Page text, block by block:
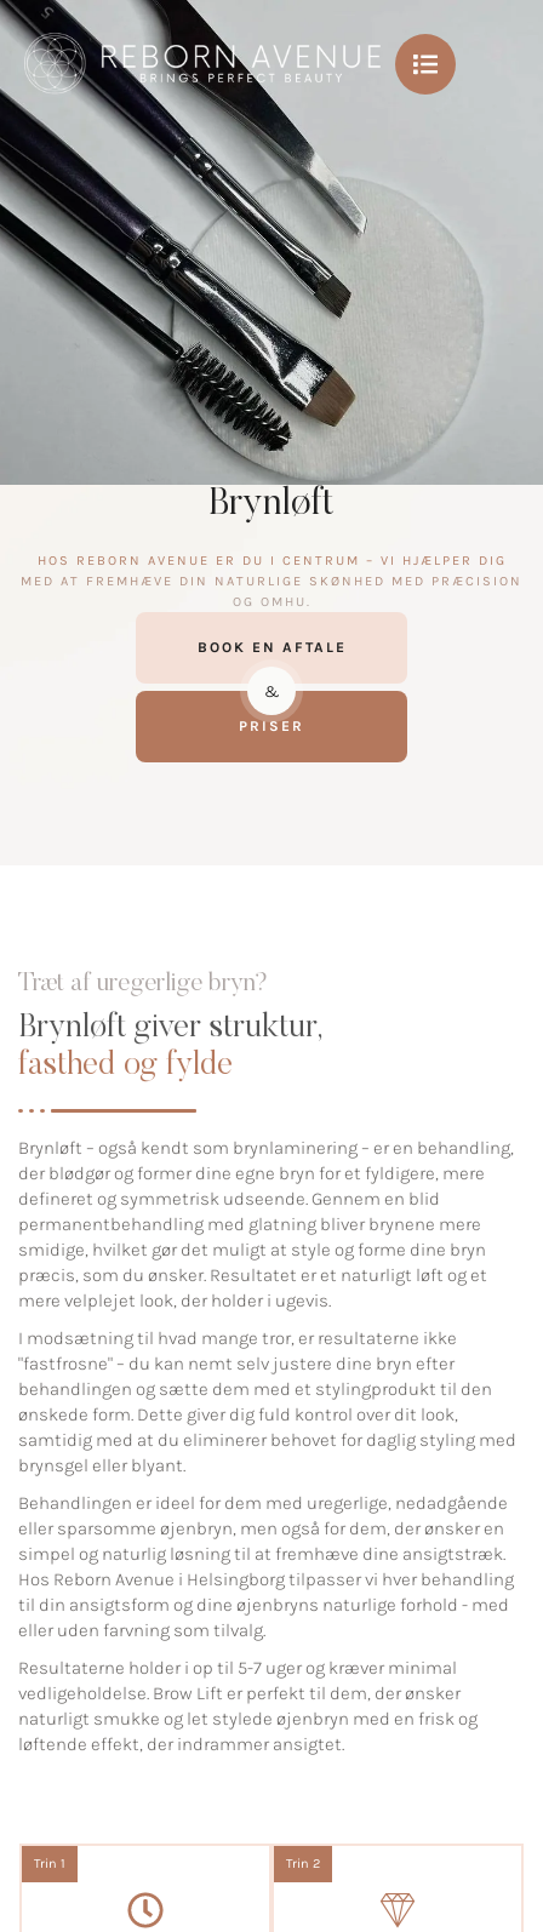
Brynløft
HOS REBORN AVENUE ER DU I CENTRUM – VI HJÆLPER DIG
MED AT FREMHÆVE DIN NATURLIGE SKØNHED MED PRÆCISION
OG OMHU.
BOOK EN AFTALE
&
PRISER
Træt af uregerlige bryn?
Brynløft giver struktur,
fasthed og fylde
Brynløft – også kendt som brynlaminering – er en behandling,
der blødgør og former dine egne bryn for et fyldigere, mere
defineret og symmetrisk udseende. Gennem en blid
permanentbehandling med glatning bliver brynene mere
smidige, hvilket gør det muligt at style og forme dine bryn
præcis, som du ønsker. Resultatet er et naturligt løft og et
mere velplejet look, der holder i ugevis.
I modsætning til hvad mange tror, er resultaterne ikke
"fastfrosne" – du kan nemt selv justere dine bryn efter
behandlingen og sætte dem med et stylingprodukt til den
ønskede form. Dette giver dig fuld kontrol over dit look,
samtidig med at du eliminerer behovet for daglig styling med
brynsgel eller blyant.
Behandlingen er ideel for dem med uregerlige, nedadgående
eller sparsomme øjenbryn, men også for dem, der ønsker en
simpel og naturlig løsning til at fremhæve dine ansigtstræk.
Hos Reborn Avenue i Helsingborg tilpasser vi hver behandling
til din ansigtsform og dine øjenbryns naturlige forhold - med
eller uden farvning som tilvalg.
Resultaterne holder i op til 5-7 uger og kræver minimal
vedligeholdelse. Brow Lift er perfekt til dem, der ønsker
naturligt smukke og let stylede øjenbryn med en frisk og
løftende effekt, der indrammer ansigtet.
Trin 1 Trin 2